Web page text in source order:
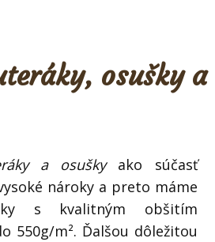
osušky
a osuškyako súčasť
nároky a preto máme
s kvalitným obšitím
550g/m². Ďalšou dôležitou